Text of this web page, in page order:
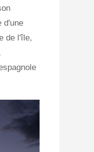
d'une
de l'île,